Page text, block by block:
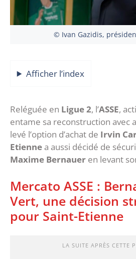
© Ivan Gazidis,
Afficher l’index
Reléguée en Ligue 2, l’ASSE,
entame sa reconstruction avec
levé l’option d’achat de Irvin
Etiennea aussi décidé de
Maxime Bernauer en levant
Mercato ASSE :
Vert, une décision
pour Saint-Etienne
LA SUITE APRÈS CETTE